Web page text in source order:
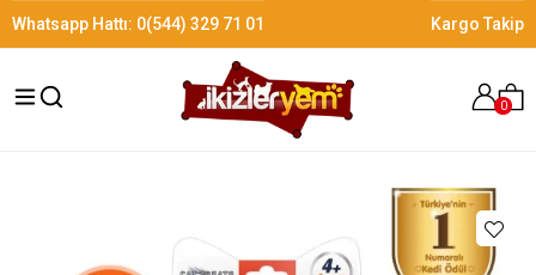
Whatsapp Hattı: 0(544) 329 71 01 Kargo Takip
0